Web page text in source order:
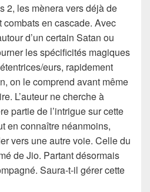
2, les mènera vers déjà de
en cascade. Avec
d’un certain Satan ou
les spécificités magiques
eurs, rapidement
on le comprend avant même
L’auteur ne cherche à
partie de l’intrigue sur cette
en connaître néanmoins,
vers une autre voie. Celle du
de Jio. Partant désormais
Saura-t-il gérer cette